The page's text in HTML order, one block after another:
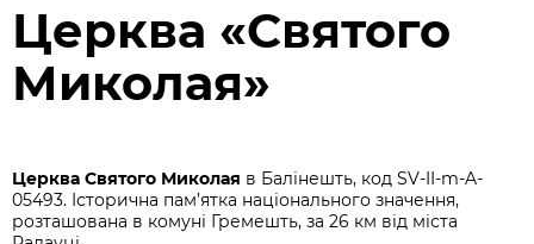
Церква «Святого
Миколая»
Церква Святого Миколая в Балінешть, код SV-II-m-A-
05493. Історична пам’ятка національного значення,
розташована в комуні Гремешть, за 26 км від міста